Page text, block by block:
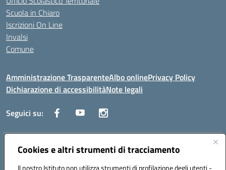
Cookies e altri strumenti di tracciamento
Il nostro Istituto non utilizza strumenti di profilazione degli utenti -
Scuola in Chiaro
Iscrizioni On Line
Invalsi
Comune
Amministrazione TrasparenteAlbo onlinePrivacy Policy
Dichiarazione di accessibilitàNote legali
Seguici su:
Indirizzo:Via Trieste, 43 – 98066 Patti (ME)